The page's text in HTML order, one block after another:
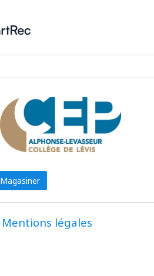
Magasiner
Mentions légales